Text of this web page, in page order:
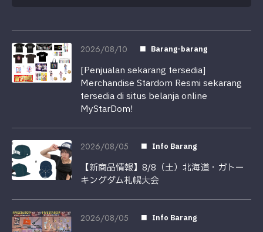
2026/08/10 Barang-barang
[Penjualan sekarang tersedia]
Merchandise Stardom Resmi sekarang
tersedia di situs belanja online
MyStarDom!
2026/08/05 Info Barang
【新商品情報】8/8（土）北海道・ガトー
キングダム札幌大会
2026/08/05 Info Barang